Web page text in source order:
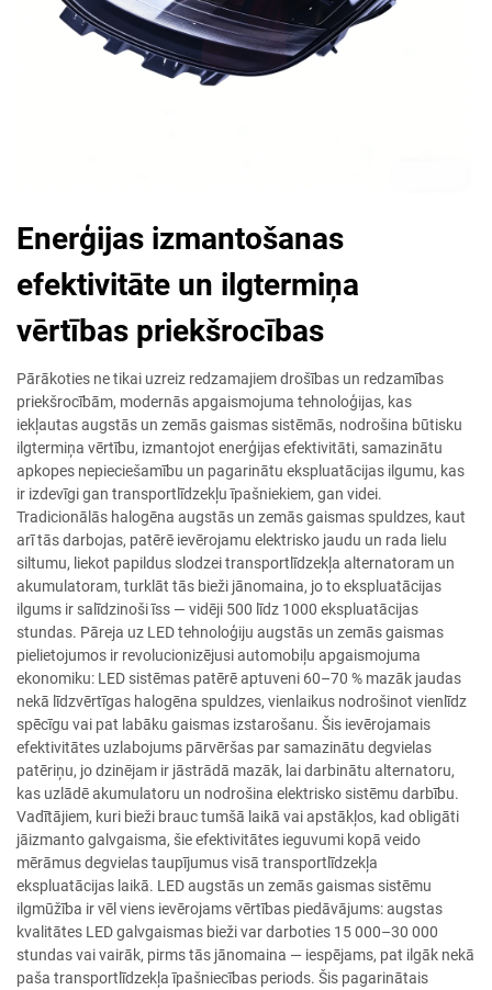
Enerģijas izmantošanas
efektivitāte un ilgtermiņa
vērtības priekšrocības
Pārākoties ne tikai uzreiz redzamajiem drošības un redzamības
priekšrocībām, modernās apgaismojuma tehnoloģijas, kas
iekļautas augstās un zemās gaismas sistēmās, nodrošina būtisku
ilgtermiņa vērtību, izmantojot enerģijas efektivitāti, samazinātu
apkopes nepieciešamību un pagarinātu ekspluatācijas ilgumu, kas
ir izdevīgi gan transportlīdzekļu īpašniekiem, gan videi.
Tradicionālās halogēna augstās un zemās gaismas spuldzes, kaut
arī tās darbojas, patērē ievērojamu elektrisko jaudu un rada lielu
siltumu, liekot papildus slodzei transportlīdzekļa alternatoram un
akumulatoram, turklāt tās bieži jānomaina, jo to ekspluatācijas
ilgums ir salīdzinoši īss — vidēji 500 līdz 1000 ekspluatācijas
stundas. Pāreja uz LED tehnoloģiju augstās un zemās gaismas
pielietojumos ir revolucionizējusi automobiļu apgaismojuma
ekonomiku: LED sistēmas patērē aptuveni 60–70 % mazāk jaudas
nekā līdzvērtīgas halogēna spuldzes, vienlaikus nodrošinot vienlīdz
spēcīgu vai pat labāku gaismas izstarošanu. Šis ievērojamais
efektivitātes uzlabojums pārvēršas par samazinātu degvielas
patēriņu, jo dzinējam ir jāstrādā mazāk, lai darbinātu alternatoru,
kas uzlādē akumulatoru un nodrošina elektrisko sistēmu darbību.
Vadītājiem, kuri bieži brauc tumšā laikā vai apstākļos, kad obligāti
jāizmanto galvgaisma, šie efektivitātes ieguvumi kopā veido
mērāmus degvielas taupījumus visā transportlīdzekļa
ekspluatācijas laikā. LED augstās un zemās gaismas sistēmu
ilgmūžība ir vēl viens ievērojams vērtības piedāvājums: augstas
kvalitātes LED galvgaismas bieži var darboties 15 000–30 000
stundas vai vairāk, pirms tās jānomaina — iespējams, pat ilgāk nekā
paša transportlīdzekļa īpašniecības periods. Šis pagarinātais